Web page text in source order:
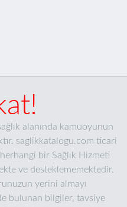
alanında kamuoyunun
saglikkatalogu.com ticari
bir Sağlık Hizmeti
ve desteklememektedir.
yerini almayı
bulunan bilgiler, tavsiye